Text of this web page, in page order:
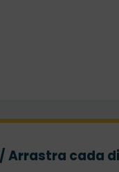
Arrastra cada